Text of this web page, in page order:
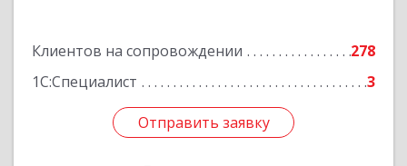
Клиентов на сопровождении
278
1С:Специалист
3
Отправить заявку
Подробнее
Отправить заявку